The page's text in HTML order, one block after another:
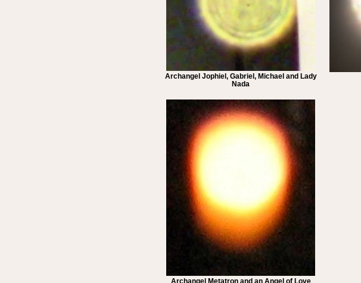
Archangel Jophiel, Gabriel, Michael and Lady
Nada
Archangel Metatron and an Angel of Love